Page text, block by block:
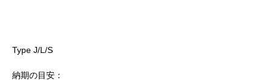
Type J/L/S
納期の目安：